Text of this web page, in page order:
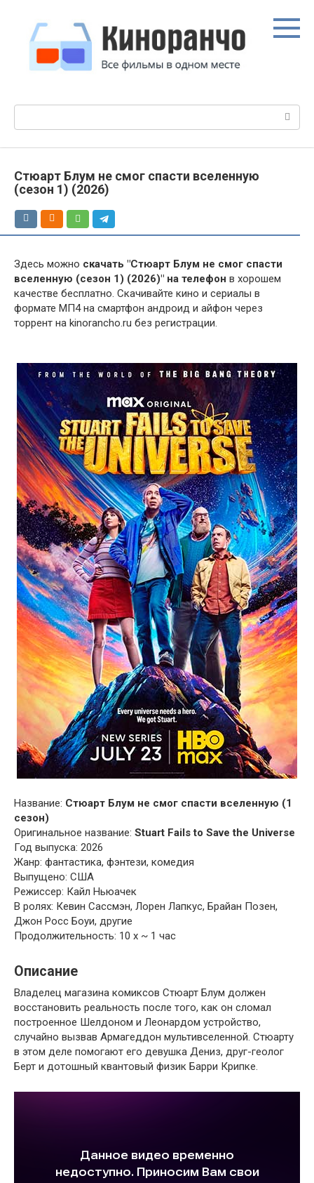
контенту
Стюарт Блум не смог спасти вселенную
(сезон 1) (2026)
Здесь можно скачать "Стюарт Блум не смог спасти
вселенную (сезон 1) (2026)" на телефон в хорошем
качестве бесплатно. Скачивайте кино и сериалы в
формате МП4 на смартфон андроид и айфон через
торрент на kinorancho.ru без регистрации.
Название: Стюарт Блум не смог спасти вселенную (1
сезон)
Оригинальное название: Stuart Fails to Save the Universe
Год выпуска: 2026
Жанр: фантастика, фэнтези, комедия
Выпущено: США
Режиссер: Кайл Ньюачек
В ролях: Кевин Сассмэн, Лорен Лапкус, Брайан Позен,
Джон Росс Боуи, другие
Продолжительность: 10 x ~ 1 час
Описание
Владелец магазина комиксов Стюарт Блум должен
восстановить реальность после того, как он сломал
построенное Шелдоном и Леонардом устройство,
случайно вызвав Армагеддон мультивселенной. Стюарту
в этом деле помогают его девушка Дениз, друг-геолог
Берт и дотошный квантовый физик Барри Крипке.